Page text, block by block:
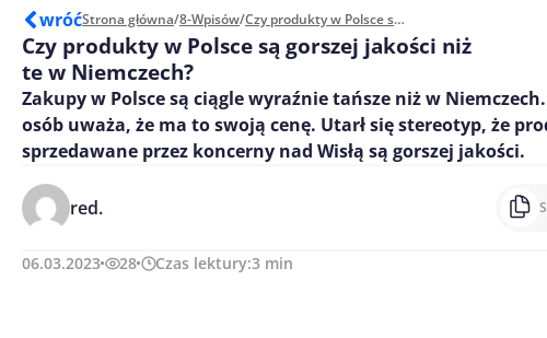
wróćStrona główna/8-Wpisów/ Czy produkty w Polsce są gorszej jakości niż te w Niemczech?
Czy produkty w Polsce są gorszej jakości niż
te w Niemczech?
Zakupy w Polsce są ciągle wyraźnie tańsze niż w
osób uważa, że ma to swoją cenę. Utarł się stereotyp, że
sprzedawane przez koncerny nad Wisłą są gorszej jakości.
red.
06.03.2023 28 Czas lektury:3 min